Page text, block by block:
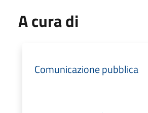
A cura di
Comunicazione pubblica